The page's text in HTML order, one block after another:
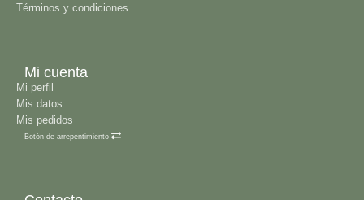
Términos y condiciones
Mi cuenta
Mi perfil
Mis datos
Mis pedidos
Botón de arrepentimiento